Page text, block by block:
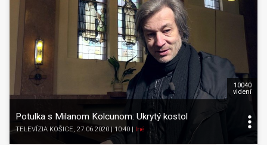
Potulka s Milanom Kolcunom: Ukrytý kostol
TELEVÍZIA KOŠICE, 27.06.2020 | 10:40 | Iné
10040
videní